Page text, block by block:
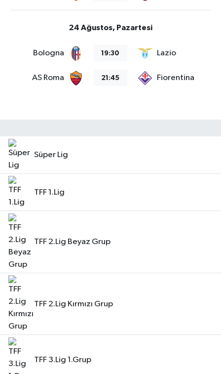
24 Ağustos, Pazartesi
Bologna 19:30 Lazio
AS Roma 21:45 Fiorentina
Süper Lig
TFF 1.Lig
TFF 2.Lig Beyaz Grup
TFF 2.Lig Kırmızı Grup
TFF 3.Lig 1.Grup